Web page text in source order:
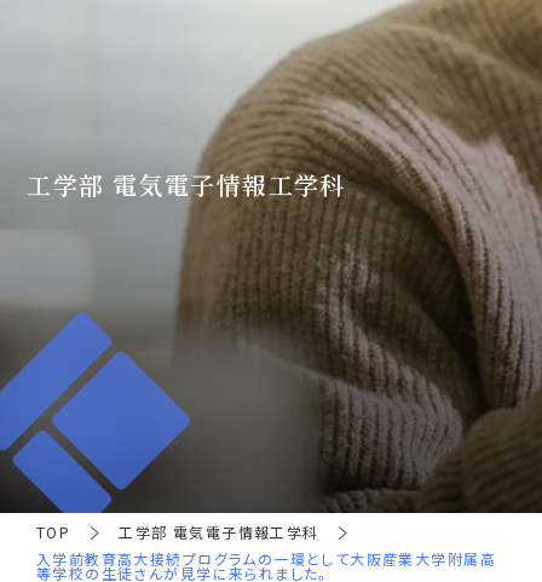
工学部 電気電子情報工学科
TOP
工学部 電気電子情報工学科
入学前教育高大接続プログラムの一環として大阪産業大学附属高
等学校の生徒さんが見学に来られました。